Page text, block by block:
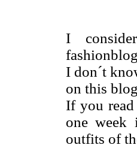
I
I don´t
on this
If you
one week
outfits of